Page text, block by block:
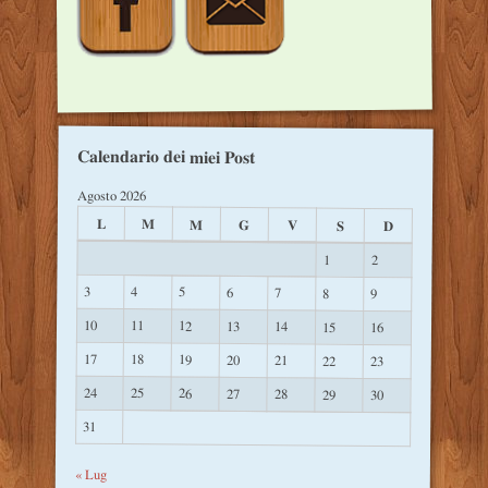
Calendario dei miei Post
Agosto 2026
L M M G V S D
1
2
3
4 5 6 7 8 9
10 11 12 13 14 15
16
17
18 19 20 21 22
23
24
25 26 27 28 29
30
31
« Lug